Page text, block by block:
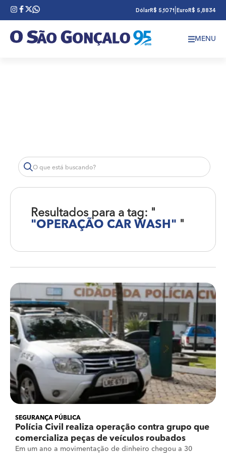
DólarR$ 5,1071 Euro R$ 5,8834
MENU
Resultados para a tag: "
"OPERAÇÃO CAR WASH" "
SEGURANÇA PÚBLICA
Polícia Civil realiza operação contra grupo que
comercializa peças de veículos roubados
Em um ano a movimentação de dinheiro chegou a 30